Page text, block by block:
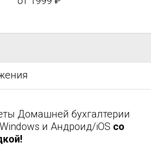
Домашней бухгалтерии
и Андроид/iOS со